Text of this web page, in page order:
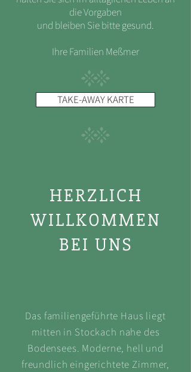
die Vorgaben
und bleiben Sie bitte gesund.
Ihre Familien Meßmer
TAKE-AWAY KARTE
HERZLICH
WILLKOMMEN
BEI UNS
Das familiengeführte Haus liegt
mitten in Stockach nahe des
Bodensees. Moderne, hell und
freundlich eingerichtete Zimmer,